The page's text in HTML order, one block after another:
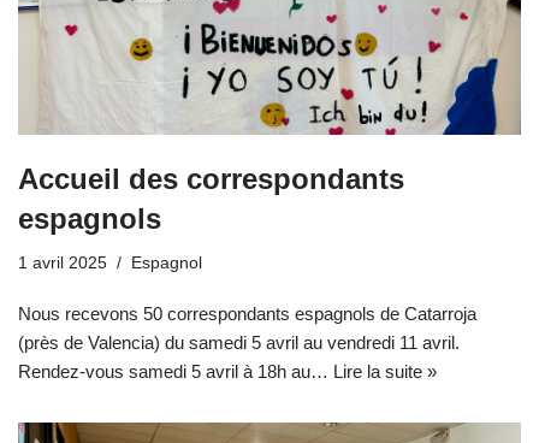
Accueil des correspondants
espagnols
1 avril 2025 Espagnol
Nous recevons 50 correspondants espagnols de Catarroja
(près de Valencia) du samedi 5 avril au vendredi 11 avril.
Rendez-vous samedi 5 avril à 18h au… Lire la suite »